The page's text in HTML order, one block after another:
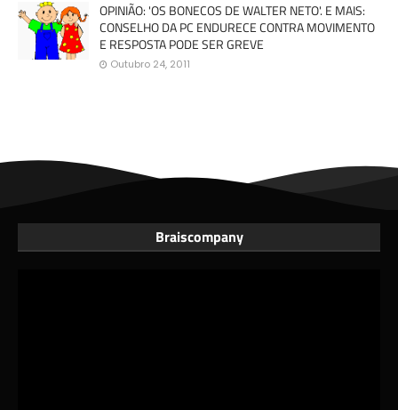
OPINIÃO: 'OS BONECOS DE WALTER NETO'. E MAIS:
CONSELHO DA PC ENDURECE CONTRA MOVIMENTO
E RESPOSTA PODE SER GREVE
Outubro 24, 2011
Braiscompany